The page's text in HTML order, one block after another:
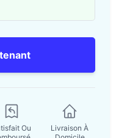
Ou
Livraison À